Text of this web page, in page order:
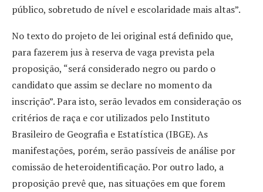
público, sobretudo de nível e escolaridade mais altas”.
No texto do projeto de lei original está definido que,
para fazerem jus à reserva de vaga prevista pela
proposição, “será considerado negro ou pardo o
candidato que assim se declare no momento da
inscrição”. Para isto, serão levados em consideração os
critérios de raça e cor utilizados pelo Instituto
Brasileiro de Geografia e Estatística (IBGE). As
manifestações, porém, serão passíveis de análise por
comissão de heteroidentificação. Por outro lado, a
proposição prevê que, nas situações em que forem